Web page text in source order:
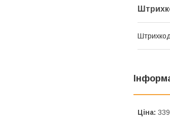
Ціна: